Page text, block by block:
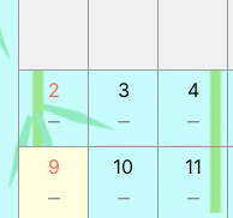
2
－
3
－
4
－
9
－
10
－
11
－